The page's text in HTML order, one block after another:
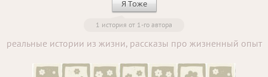
Я Тоже
1 история от 1-го автора
реальные истории из жизни, рассказы про жизненный опыт